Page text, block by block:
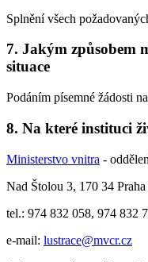
Splnění všech
7. Jakým způsobem
situace
Podáním písemné žádosti
8. Na které instituci
Ministerstvo vnitra -
Nad Štolou 3, 170 34
tel.: 974 832 058, 974 832
e-mail: lustrace@mvcr.cz